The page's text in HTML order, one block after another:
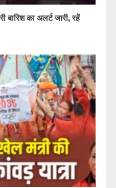
का अलर्ट जारी, रहें